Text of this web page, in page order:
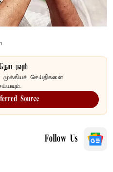
முக்கியச் செய்திகளை
Source
Follow Us